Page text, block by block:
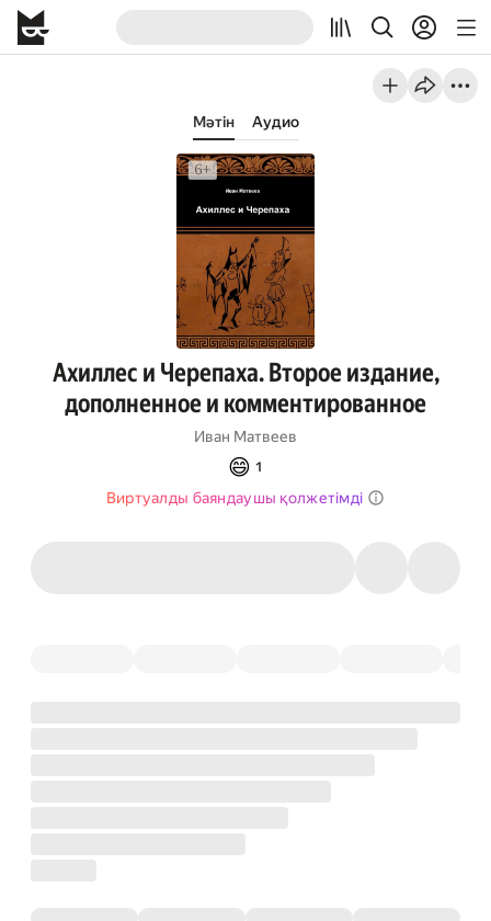
Мәтін Аудио
Ахиллес и Черепаха. Второе издание,
дополненное и комментированное
Иван Матвеев
😄 1
Виртуалды баяндаушы қолжетімді